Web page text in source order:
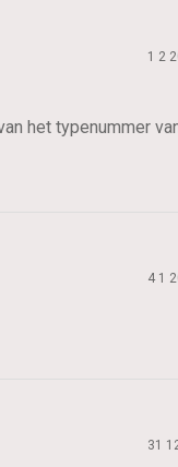
1 2
het typenummer
4 1
31